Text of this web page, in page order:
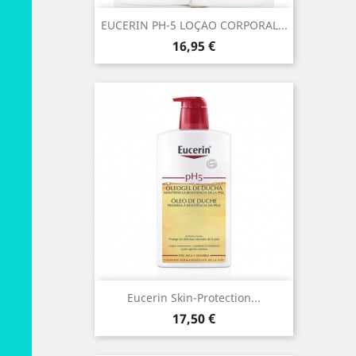
EUCERIN PH-5 LOÇAO CORPORAL...
Preço
16,95 €
Eucerin Skin-Protection...
Preço
17,50 €